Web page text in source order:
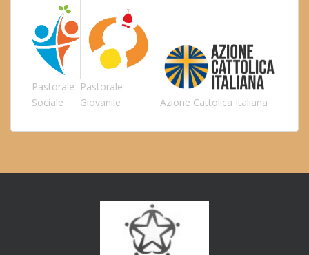
Pastorale
Sociale
Pastorale
Giovanile
Azione Cattolica Italiana